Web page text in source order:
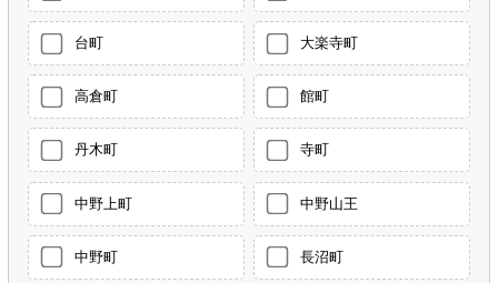
台町 大楽寺町
高倉町 館町
丹木町 寺町
中野上町 中野山王
中野町 長沼町